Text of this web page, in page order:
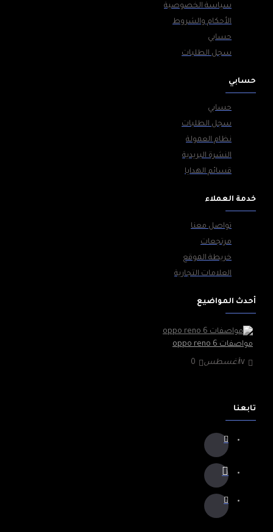
سياسة الخصوصية
الأحكام والشروط
حسابي
سجل الطلبات
حسابي
حسابي
سجل الطلبات
نظام العمولة
النشرة البريدية
قسائم الهدايا
خدمة العملاء
تواصل معنا
مرتجعات
خريطة الموقع
العلامات التجارية
أحدث المواضيع
مواصفات oppo reno 6
١٧أغسطس 0
تابعنا